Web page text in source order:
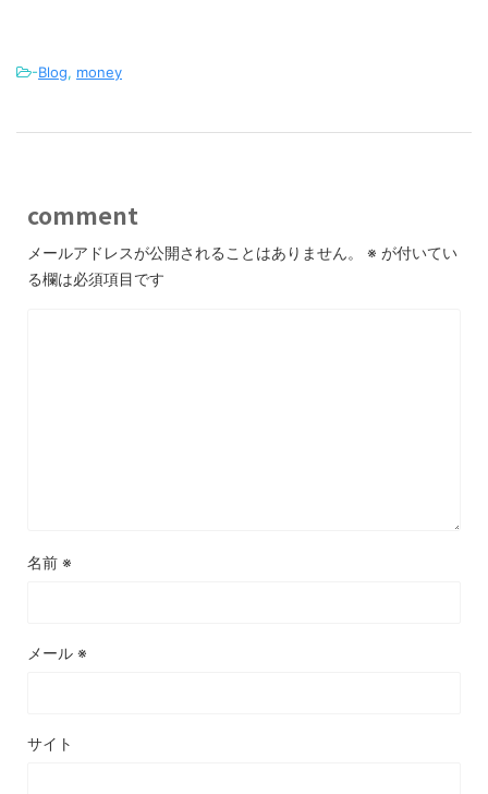
-Blog, money
comment
メールアドレスが公開されることはありません。 ※ が付いてい
る欄は必須項目です
名前 ※
メール ※
サイト